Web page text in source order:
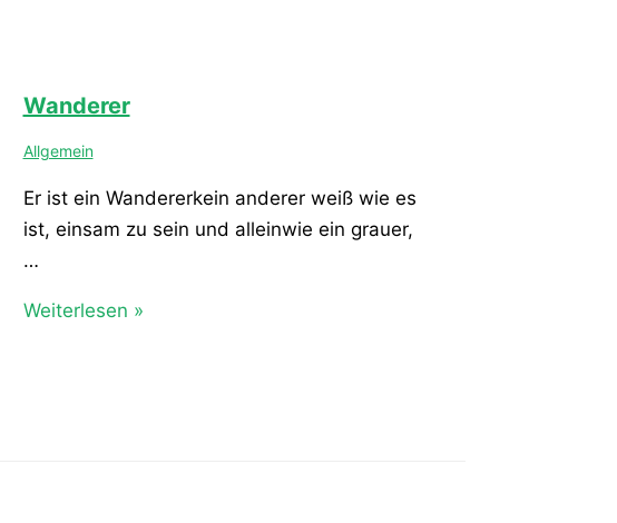
Wanderer
Allgemein
Er ist ein Wandererkein anderer weiß wie es
ist, einsam zu sein und alleinwie ein grauer,
…
Weiterlesen »